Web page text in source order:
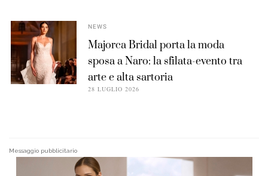
NEWS
Majorca Bridal porta la moda
sposa a Naro: la sfilata-evento tra
arte e alta sartoria
28 LUGLIO 2026
Messaggio pubblicitario